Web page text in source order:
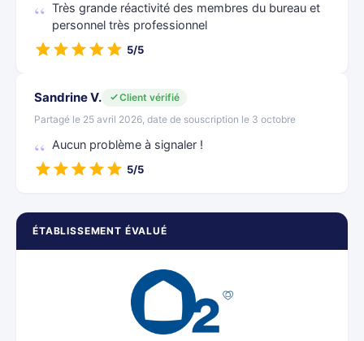
ÉTABLISSEMENT ÉVALUÉ
Très grande réactivité des membres du bureau et
personnel très professionnel
5/5
Sandrine V.
Client vérifié
Partagé le 25 avril 2026, date de souscription le 3 octobre
Aucun problème à signaler !
5/5